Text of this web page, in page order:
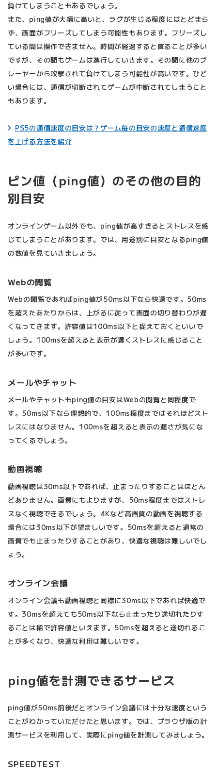
負けてしまうこともあるでしょう。
また、ping値が大幅に高いと、ラグが生じる程度にはとどまら
ず、画面がフリーズしてしまう可能性もあります。フリーズし
ている間は操作できません。時間が経過すると直ることが多い
ですが、その間もゲームは進行していきます。その間に他のプ
レーヤーから攻撃されて負けてしまう可能性が高いです。ひど
い場合には、通信が切断されてゲームが中断されてしまうこと
もあります。
PS5の通信速度の目安は？ゲーム毎の目安の速度と通信速度
を上げる方法を紹介
ピン値（ping値）のその他の目的
別目安
オンラインゲーム以外でも、ping値が高すぎるとストレスを感
じてしまうことがあります。では、用途別に目安となるping値
の数値を見ていきましょう。
Webの閲覧
Webの閲覧であればping値が50ms以下なら快適です。50ms
を超えたあたりからは、上がるに従って画面の切り替わりが遅
くなってきます。許容値は100ms以下と捉えておくといいで
しょう。100msを超えると表示が遅くストレスに感じること
が多いです。
メールやチャット
メールやチャットもping値の目安はWebの閲覧と同程度で
す。50ms以下なら理想的で、100ms程度まではそれほどスト
レスにはなりません。100msを超えると表示の遅さが気にな
ってくるでしょう。
動画視聴
動画視聴は30ms以下であれば、止まったりすることはほとん
どありません。画質にもよりますが、50ms程度まではストレ
スなく視聴できるでしょう。4Kなど高画質の動画を視聴する
場合には30ms以下が望ましいです。50msを超えると通常の
画質でも止まったりすることがあり、快適な視聴は難しいでし
ょう。
オンライン会議
オンライン会議も動画視聴と同様に30ms以下であれば快適で
す。30msを超えても50ms以下なら止まったり途切れたりす
ることは稀で許容値といえます。50msを超えると途切れるこ
とが多くなり、快適な利用は難しいです。
ping値を計測できるサービス
ping値が50ms前後だとオンライン会議には十分な速度という
ことがわかっていただけたと思います。では、ブラウザ版の計
測サービスを利用して、実際にping値を計測してみましょう。
SPEEDTEST